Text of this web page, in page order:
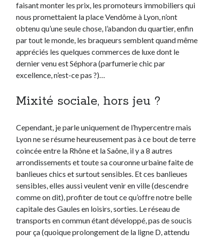
faisant monter les prix, les promoteurs immobiliers qui
nous promettaient la place Vendôme à Lyon, n’ont
obtenu qu’une seule chose, l’abandon du quartier, enfin
par tout le monde, les braqueurs semblent quand même
appréciés les quelques commerces de luxe dont le
dernier venu est Séphora (parfumerie chic par
excellence, n’est-ce pas ?)…
Mixité sociale, hors jeu ?
Cependant, je parle uniquement de l’hypercentre mais
Lyon ne se résume heureusement pas à ce bout de terre
coincée entre la Rhône et la Saône, il y a 8 autres
arrondissements et toute sa couronne urbaine faite de
banlieues chics et surtout sensibles. Et ces banlieues
sensibles, elles aussi veulent venir en ville (descendre
comme on dit), profiter de tout ce qu’offre notre belle
capitale des Gaules en loisirs, sorties. Le réseau de
transports en commun étant développé, pas de soucis
pour ça (quoique prolongement de la ligne D, attendu